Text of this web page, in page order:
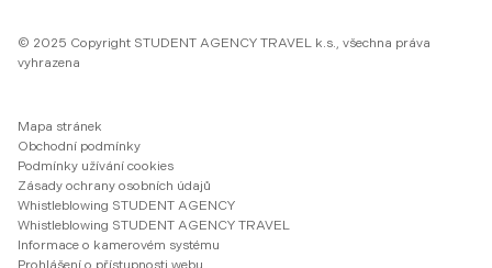
© 2025 Copyright STUDENT AGENCY TRAVEL k.s., všechna práva
vyhrazena
Mapa stránek
Obchodní podmínky
Podmínky užívání cookies
Zásady ochrany osobních údajů
Whistleblowing STUDENT AGENCY
Whistleblowing STUDENT AGENCY TRAVEL
Informace o kamerovém systému